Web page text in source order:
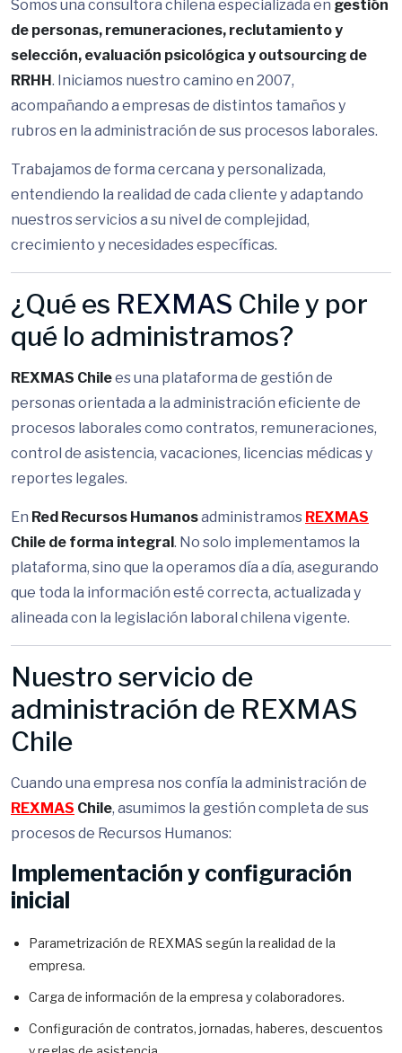
Somos una consultora chilena especializada en gestión
de personas, remuneraciones, reclutamiento y
selección, evaluación psicológica y outsourcing de
RRHH. Iniciamos nuestro camino en 2007,
acompañando a empresas de distintos tamaños y
rubros en la administración de sus procesos laborales.
Trabajamos de forma cercana y personalizada,
entendiendo la realidad de cada cliente y adaptando
nuestros servicios a su nivel de complejidad,
crecimiento y necesidades específicas.
¿Qué es REXMAS Chile y por
qué lo administramos?
REXMAS Chilees una plataforma de gestión de
personas orientada a la administración eficiente de
procesos laborales como contratos, remuneraciones,
control de asistencia, vacaciones, licencias médicas y
reportes legales.
En Red Recursos Humanosadministramos REXMAS
Chile de forma integral. No solo implementamos la
plataforma, sino que la operamos día a día, asegurando
que toda la información esté correcta, actualizada y
alineada con la legislación laboral chilena vigente.
Nuestro servicio de
administración de REXMAS
Chile
Cuando una empresa nos confía la administración de
REXMAS Chile, asumimos la gestión completa de sus
procesos de Recursos Humanos:
Implementación y configuración
inicial
Parametrización de REXMAS según la realidad de la
empresa.
Carga de información de la empresa y colaboradores.
Configuración de contratos, jornadas, haberes, descuentos